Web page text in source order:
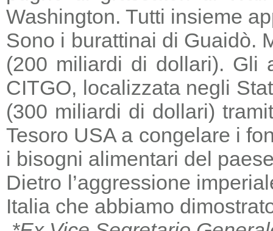
Washington. Tutti insieme
Sono i burattinai di Guaidò.
(200 miliardi di dollari). Gli
CITGO, localizzata negli
(300 miliardi di dollari)
Tesoro USA a congelare i
i bisogni alimentari del
Dietro l’aggressione
Italia che abbiamo